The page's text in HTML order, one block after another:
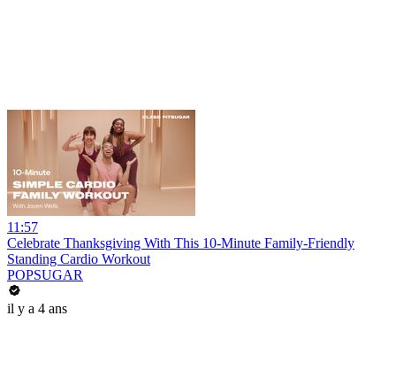
11:57
Celebrate Thanksgiving With This 10-Minute Family-Friendly
Standing Cardio Workout
POPSUGAR
il y a 4 ans